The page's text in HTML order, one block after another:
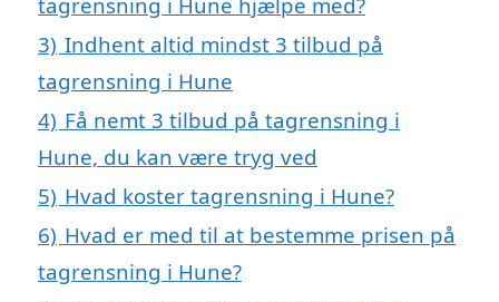
3) Indhent altid mindst 3 tilbud på
tagrensning i Hune
4) Få nemt 3 tilbud på tagrensning i
Hune, du kan være tryg ved
5) Hvad koster tagrensning i Hune?
6) Hvad er med til at bestemme prisen på
tagrensning i Hune?